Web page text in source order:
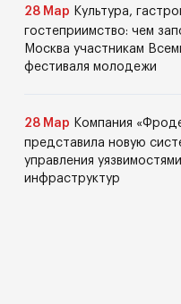
28 Мар Культура,
гостеприимство: чем
Москва участникам
фестиваля молодежи
28 Мар Компания
представила новую
управления
инфраструктур